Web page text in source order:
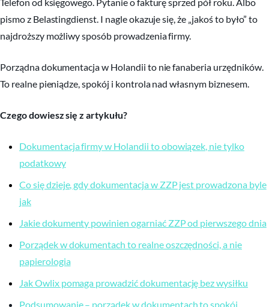
pismo z Belastingdienst. I nagle okazuje się, że „jakoś to było” to
najdroższy możliwy sposób prowadzenia firmy.
Porządna dokumentacja w Holandii to nie fanaberia urzędników.
To realne pieniądze, spokój i kontrola nad własnym biznesem.
Czego dowiesz się z artykułu?
Dokumentacja firmy w Holandii to obowiązek, nie tylko
podatkowy
Co się dzieje, gdy dokumentacja w ZZP jest prowadzona byle
jak
Jakie dokumenty powinien ogarniać ZZP od pierwszego dnia
Porządek w dokumentach to realne oszczędności, a nie
papierologia
Jak Owlix pomaga prowadzić dokumentację bez wysiłku
Podsumowanie – porządek w dokumentach to spokój,